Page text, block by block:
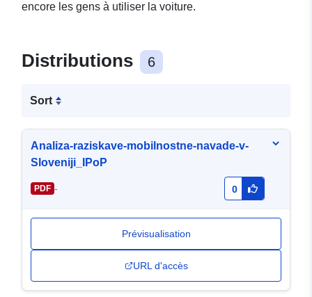
encore les gens à utiliser la voiture.
Distributions 6
Sort
Analiza-raziskave-mobilnostne-navade-v-
Sloveniji_IPoP
PDF - 0
Prévisualisation
URL d'accès